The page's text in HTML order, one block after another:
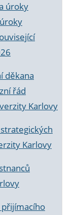
úroky
děkana
řád
Karlovy
Karlovy